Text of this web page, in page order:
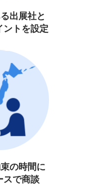
出展社と
ントを設定
の時間に
スで商談